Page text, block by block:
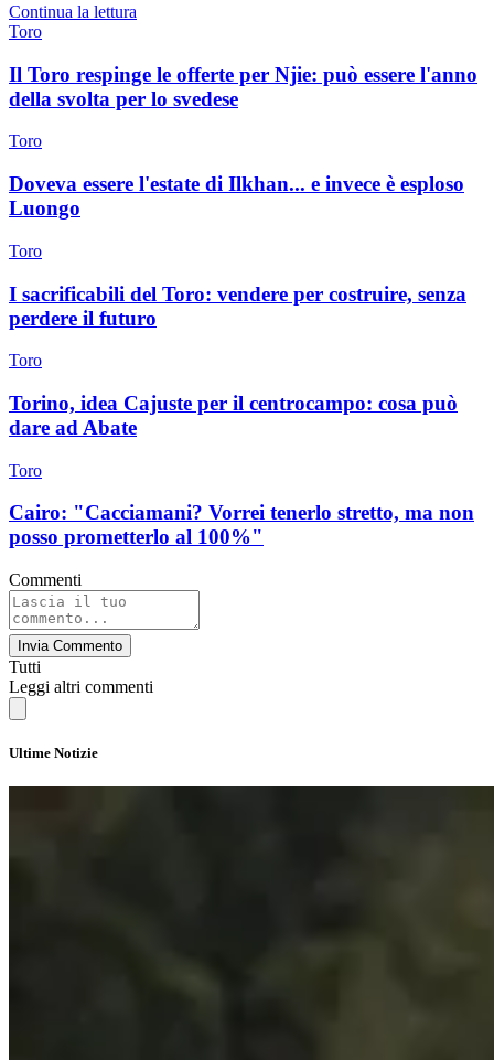
Continua la lettura
Toro
Il Toro respinge le offerte per Njie: può essere l'anno
della svolta per lo svedese
Toro
Doveva essere l'estate di Ilkhan... e invece è esploso
Luongo
Toro
I sacrificabili del Toro: vendere per costruire, senza
perdere il futuro
Toro
Torino, idea Cajuste per il centrocampo: cosa può
dare ad Abate
Toro
Cairo: "Cacciamani? Vorrei tenerlo stretto, ma non
posso prometterlo al 100%"
Commenti
Invia Commento
Tutti
Leggi altri commenti
Ultime Notizie